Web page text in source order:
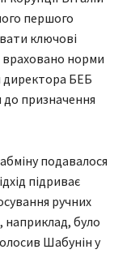
першого
ключові
враховано норми
директора БЕБ
до призначення
подавалося
підриває
ручних
наприклад, було
Шабунін у